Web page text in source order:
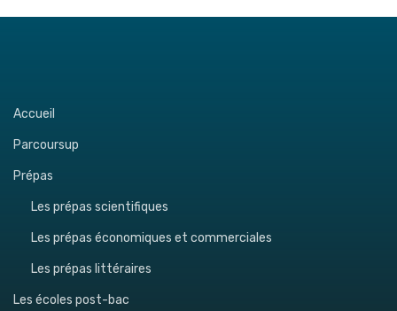
Accueil
Parcoursup
Prépas
Les prépas scientifiques
Les prépas économiques et commerciales
Les prépas littéraires
Les écoles post-bac